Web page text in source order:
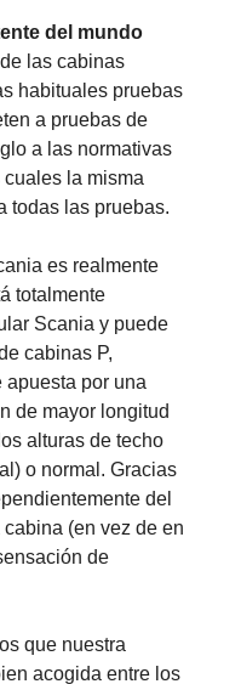
del mundo
las cabinas
habituales pruebas
a pruebas de
a las normativas
la misma
todas las pruebas.
es realmente
totalmente
Scania y puede
cabinas P,
apuesta por una
de mayor longitud
alturas de techo
o normal. Gracias
del
(en vez de en
de
que nuestra
acogida entre los